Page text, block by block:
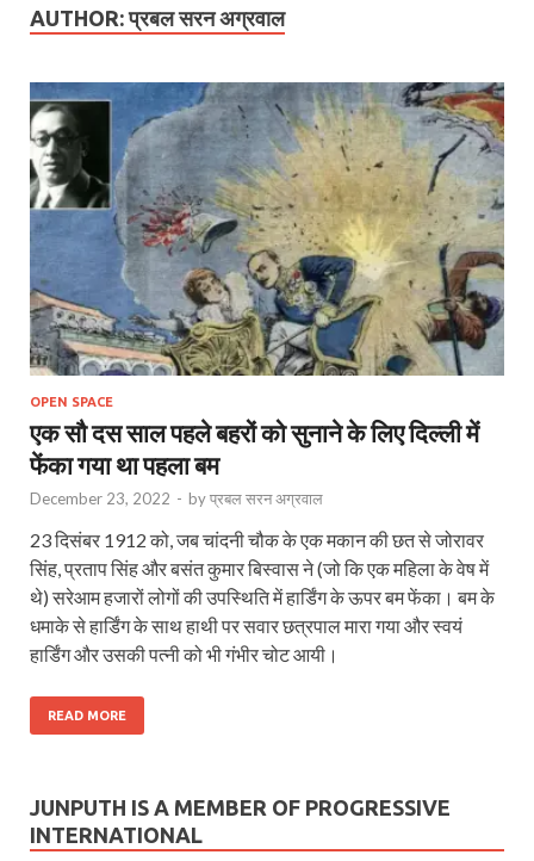
AUTHOR:प्रबल सरन अग्रवाल
OPEN SPACE
एक सौ दस साल पहले बहरों को सुनाने के लिए दिल्ली में
फेंका गया था पहला बम
December 23, 2022 - byप्रबल सरन अग्रवाल
23 दिसंबर 1912 को, जब चांदनी चौक के एक मकान की छत से जोरावर
सिंह, प्रताप सिंह और बसंत कुमार बिस्वास ने (जो कि एक महिला के वेष में
थे) सरेआम हजारों लोगों की उपस्थिति में हार्डिंग के ऊपर बम फेंका। बम के
धमाके से हार्डिंग के साथ हाथी पर सवार छत्रपाल मारा गया और स्वयं
हार्डिंग और उसकी पत्नी को भी गंभीर चोट आयी।
READ MORE
JUNPUTH IS A MEMBER OF PROGRESSIVE
INTERNATIONAL